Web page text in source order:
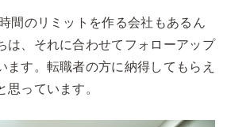
間のリミットを作る会社もあるん
は、それに合わせてフォローアップ
ます。転職者の方に納得してもらえ
っています。